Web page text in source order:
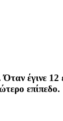
έγινε 12
επίπεδο.